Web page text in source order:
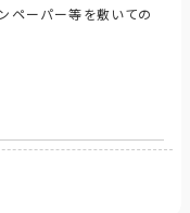
ペーパー等を敷いての